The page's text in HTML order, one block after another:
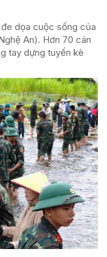
dọa cuộc sống của
An). Hơn 70 cán
tay dựng tuyến kè